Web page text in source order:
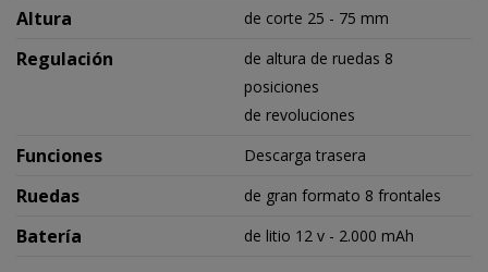
Altura de corte 25 - 75 mm
Regulación
de altura de ruedas 8
posiciones
de revoluciones
Funciones Descarga trasera
Ruedas de gran formato 8 frontales
Batería de litio 12 v - 2.000 mAh